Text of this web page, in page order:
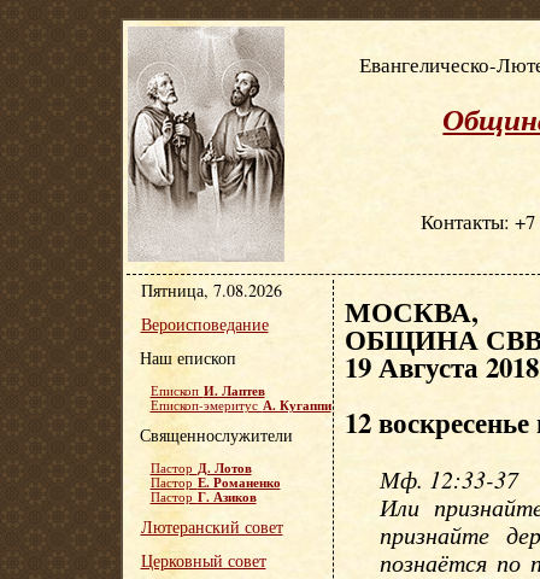
Евангелическо-
Контакты: +7
МОСКВА,
ОБЩИНА
19 Августа
12
Мф. 12:33-37
Или
признайте
познаётся
Пятница, 7.08.2026
Вероисповедание
Наш епископ
Епископ И. Лаптев
Епископ-эмеритус А. Кугаппи
Священнослужители
Пастор Д. Лотов
Пастор Е. Романенко
Пастор Г. Азиков
Лютеранский совет
Церковный совет